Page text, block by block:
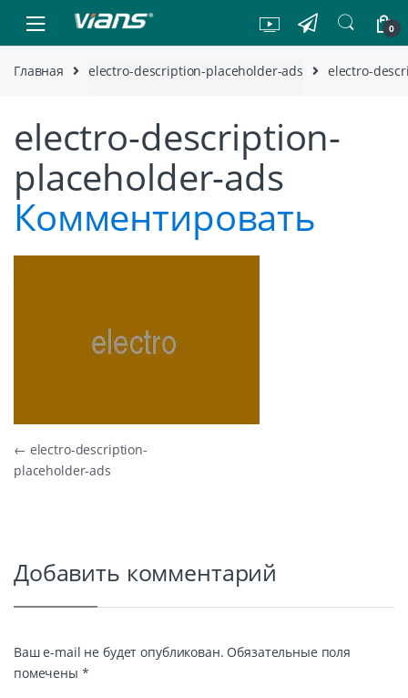
Skip to navigation
Skip to content
0
Главная electro-description-placeholder-ads electro-
electro-description-
placeholder-ads
Комментировать
Навигация по записям
← electro-description-
placeholder-ads
Добавить комментарий
Ваш e-mail не будет опубликован. Обязательные поля
помечены *